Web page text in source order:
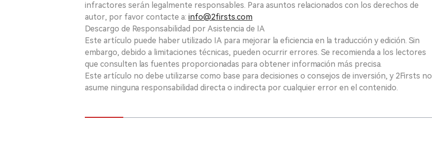
infractores serán legalmente responsables. Para asuntos relacionados con los derechos de
autor, por favor contacte a: info@2firsts.com
Descargo de Responsabilidad por Asistencia de IA
Este artículo puede haber utilizado IA para mejorar la eficiencia en la traducción y edición. Sin
embargo, debido a limitaciones técnicas, pueden ocurrir errores. Se recomienda a los lectores
que consulten las fuentes proporcionadas para obtener información más precisa.
Este artículo no debe utilizarse como base para decisiones o consejos de inversión, y 2Firsts no
asume ninguna responsabilidad directa o indirecta por cualquier error en el contenido.